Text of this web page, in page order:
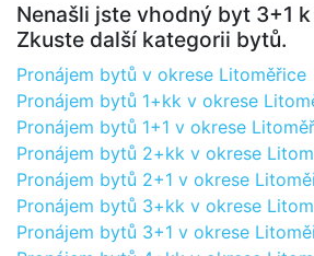
Nenašli jste vhodný byt 3+1
Zkuste další kategorii bytů.
Pronájem bytů v okrese Litoměřice
Pronájem bytů 1+kk v okrese
Pronájem bytů 1+1 v okrese
Pronájem bytů 2+kk v okrese
Pronájem bytů 2+1 v okrese
Pronájem bytů 3+kk v okrese
Pronájem bytů 3+1 v okrese